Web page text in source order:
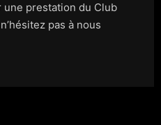
prestation du Club
pas à nous